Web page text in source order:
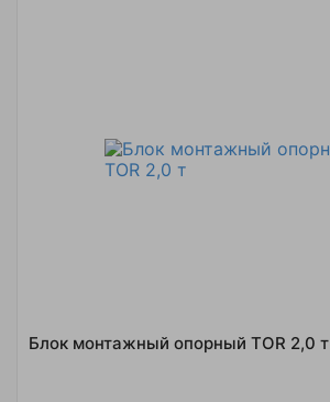
Блок монтажный опорный TOR 2,0 т